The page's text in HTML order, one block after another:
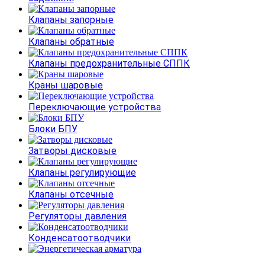
Клапаны запорные
Клапаны обратные
Клапаны предохранительные СППК
Краны шаровые
Переключающие устройства
Блоки БПУ
Затворы дисковые
Клапаны регулирующие
Клапаны отсечные
Регуляторы давления
Конденсатоотводчики